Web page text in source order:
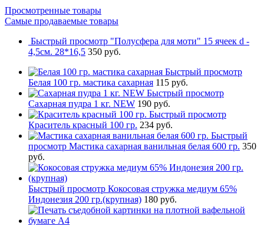
Просмотренные товары
Самые продаваемые товары
Быстрый просмотр "Полусфера для моти" 15 ячеек d -
4,5см. 28*16,5 350 руб.
Быстрый просмотр
Белая 100 гр. мастика сахарная 115 руб.
Быстрый просмотр
Сахарная пудра 1 кг. NEW 190 руб.
Быстрый просмотр
Краситель красный 100 гр. 234 руб.
Быстрый
просмотр Мастика сахарная ванильная белая 600 гр. 350
руб.
Быстрый просмотр Кокосовая стружка медиум 65%
Индонезия 200 гр.(крупная) 180 руб.